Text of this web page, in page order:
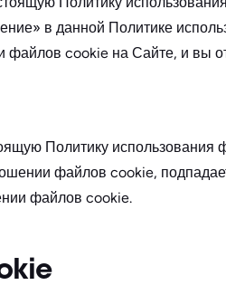
в данной Политике
cookie на Сайте, и вы
Политику
файлов cookie,
файлов cookie.